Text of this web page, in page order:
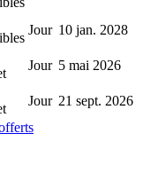
Jour 10 jan. 2028
Jour 5 mai 2026
Jour 21 sept. 2026